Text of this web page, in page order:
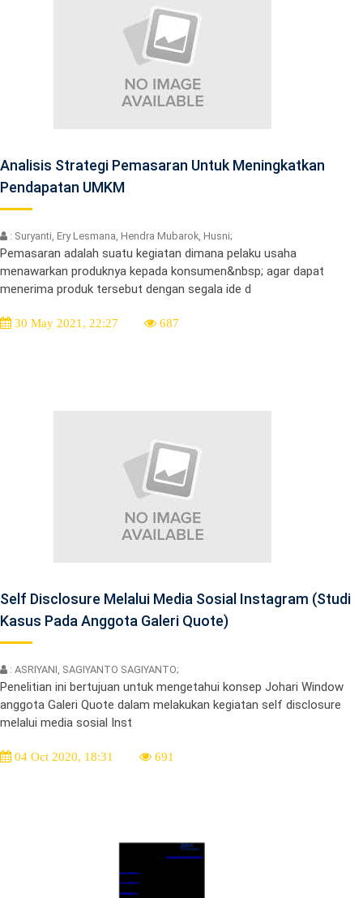
Analisis Strategi Pemasaran Untuk Meningkatkan
Pendapatan UMKM
: Suryanti, Ery Lesmana, Hendra Mubarok, Husni;
Pemasaran adalah suatu kegiatan dimana pelaku usaha
menawarkan produknya kepada konsumen&nbsp; agar dapat
menerima produk tersebut dengan segala ide d
30 May 2021, 22:27 687
Self Disclosure Melalui Media Sosial Instagram (Studi
Kasus Pada Anggota Galeri Quote)
: ASRIYANI, SAGIYANTO SAGIYANTO;
Penelitian ini bertujuan untuk mengetahui konsep Johari Window
anggota Galeri Quote dalam melakukan kegiatan self disclosure
melalui media sosial Inst
04 Oct 2020, 18:31 691